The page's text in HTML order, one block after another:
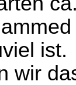
ist.
wir